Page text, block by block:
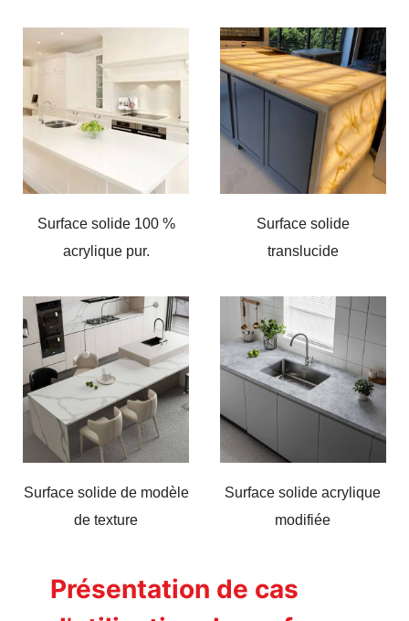
Surface solide 100 %
acrylique pur.
Surface solide
translucide
Surface solide de modèle
de texture
Surface solide acrylique
modifiée
Présentation de cas